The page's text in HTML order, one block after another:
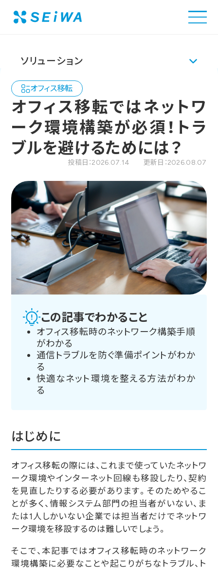
ソリューション
Solution
ソリューショントップ
オフィスツアーに申し込む
環境空間構築ソリューション
オフィス移転・リニューアルサービス
オフィスデザイン・レイアウト設計
オフィス家具・什器の販売
オフィス戦略コンサルティング
内装・通信・設備工事
ICT導入支援サービス
オフィス物件選定支援
サブスクサービス
専門施設ソリューション
教育施設
医療福祉施設
物流施設(ミスター物流)
事例・実績
解決できる課題
Company
会社情報トップ
会社概要
経営理念
沿革
代表ご挨拶
主要顧客一覧
サステナビリティ
採用情報
オフィスナレッジ
資料ダウンロード
お問い合わせ
オフィス移転
オフィス移転ではネットワ
ーク環境構築が必須！トラ
ブルを避けるためには？
投稿日：2026.07.14 更新日：2026.08.07
この記事でわかること
オフィス移転時のネットワーク構築手順
がわかる
通信トラブルを防ぐ準備ポイントがわか
る
快適なネット環境を整える方法がわか
る
はじめに
オフィス移転の際には、これまで使っていたネットワ
ーク環境やインターネット回線も移設したり、契約
を見直したりする必要があります。そのためやるこ
とが多く、情報システム部門の担当者がいない、ま
たは1人しかいない企業では担当者だけでネットワ
ーク環境を移設するのは難しいでしょう。
そこで、本記事ではオフィス移転時のネットワーク
環境構築に必要なことや起こりがちなトラブル、ト